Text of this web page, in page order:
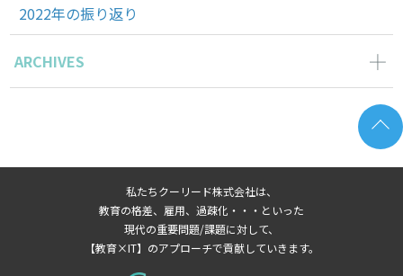
2022年の振り返り
ARCHIVES
2022年12月の記事一覧(1)
2022年10月の記事一覧(1)
2022年9月の記事一覧(2)
私たちクーリード株式会社は、
教育の格差、雇用、過疎化・・・といった
現代の重要問題/課題に対して、
【教育×IT】のアプローチで貢献していきます。